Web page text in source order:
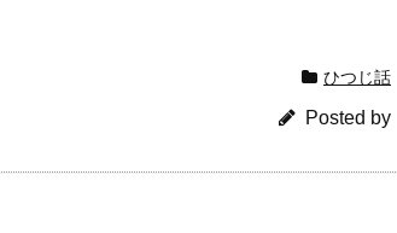
ひつじ話
Posted by